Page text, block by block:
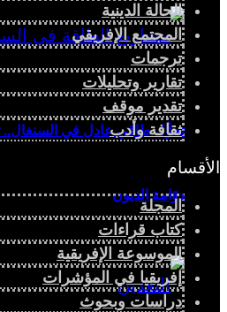
تحوُّل طاقي عادل في السنغال..
دوّامة الديون
الحالة الدينية
المجتمع الإفريقي
ترجمات
تقارير وتحليلات
تقدير موقف
ثقافة وأدب
الأقسام
المجلة
كتاب قراءات
الموسوعة الإفريقية
إفريقيا في المؤشرات
دراسات وبحوث